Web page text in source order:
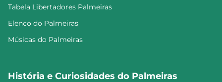
Tabela Libertadores Palmeiras
Elenco do Palmeiras
Músicas do Palmeiras
História e Curiosidades do Palmeiras